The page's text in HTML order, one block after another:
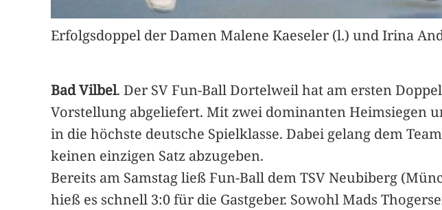
Erfolgsdoppel der Damen Malene Kaeseler (l.) und Irina
Bad Vilbel. Der SV Fun-Ball Dortelweil hat am ersten
Vorstellung abgeliefert. Mit zwei dominanten Heimsiegen
in die höchste deutsche Spielklasse. Dabei gelang dem
keinen einzigen Satz abzugeben.
Bereits am Samstag ließ Fun-Ball dem TSV Neubiberg
hieß es schnell 3:0 für die Gastgeber. Sowohl Mads